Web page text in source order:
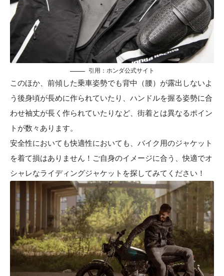
引用： ホンダ公式サイト
このほか、前傾した乗車姿勢でも背中（腰）が露出しないよ
う後身頃が長めに作られていたり、ハンドルを握る姿勢に合
わせ袖丈が長く作られていたりなど、街着とは異なるポイン
トが数々あります。
安全性においても快適性においても、バイク用のジャケット
を着て損はありません！ご自身のイメージに合う、快適でオ
シャレなライディングジャケットを探してみてください！